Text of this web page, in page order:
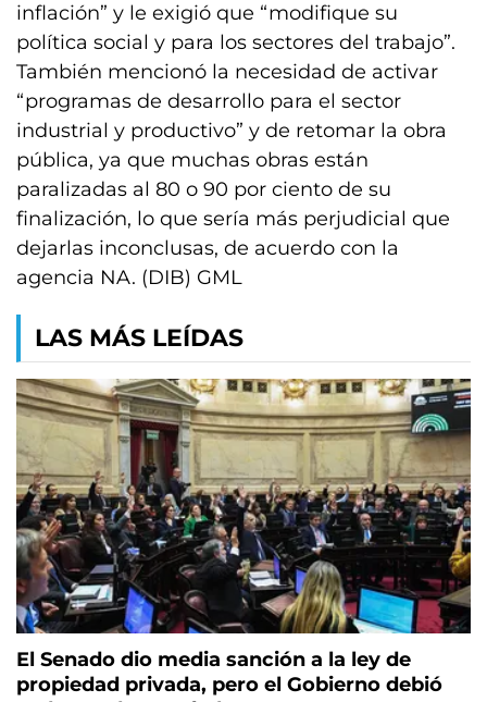
inflación” y le exigió que “modifique su
política social y para los sectores del trabajo”.
También mencionó la necesidad de activar
“programas de desarrollo para el sector
industrial y productivo” y de retomar la obra
pública, ya que muchas obras están
paralizadas al 80 o 90 por ciento de su
finalización, lo que sería más perjudicial que
dejarlas inconclusas, de acuerdo con la
agencia NA. (DIB) GML
LAS MÁS LEÍDAS
El Senado dio media sanción a la ley de
propiedad privada, pero el Gobierno debió